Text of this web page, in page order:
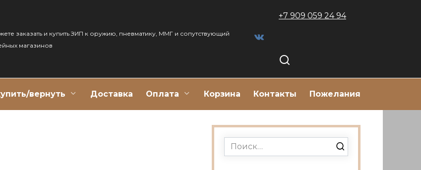
заказать и купить ЗИП к оружию, пневматику, ММГ и сопутствующий
магазинов
+7 909 059 24 94
вернуть Доставка Оплата Корзина Контакты Пожелания
Search
for: